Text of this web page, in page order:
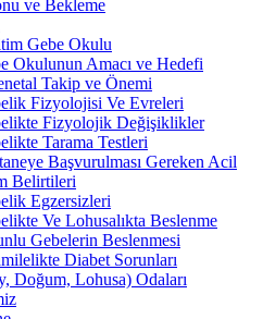
ve Bekleme
Gebe Okulu
Okulunun Amacı ve Hedefi
Takip ve Önemi
Fizyolojisi Ve Evreleri
Fizyolojik Değişiklikler
Tarama Testleri
Başvurulması Gereken Acil
Belirtileri
Egzersizleri
Ve Lohusalıkta Beslenme
Gebelerin Beslenmesi
Diabet Sorunları
Doğum, Lohusa) Odaları